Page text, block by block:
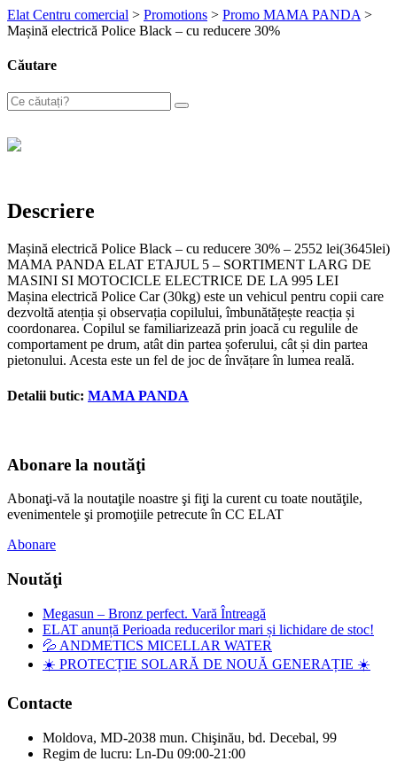
Elat Centru comercial > Promotions > Promo MAMA PANDA >
Mașină electrică Police Black – cu reducere 30%
Căutare
Descriere
Mașină electrică Police Black – cu reducere 30% – 2552 lei(3645lei)
MAMA PANDA ELAT ETAJUL 5 – SORTIMENT LARG DE
MASINI SI MOTOCICLE ELECTRICE DE LA 995 LEI
Mașina electrică Police Car (30kg) este un vehicul pentru copii care
dezvoltă atenția și observația copilului, îmbunătățește reacția și
coordonarea. Copilul se familiarizează prin joacă cu regulile de
comportament pe drum, atât din partea șoferului, cât și din partea
pietonului. Acesta este un fel de joc de învățare în lumea reală.
Detalii butic: MAMA PANDA
Abonare la noutăţi
Abonaţi-vă la noutaţile noastre şi fiţi la curent cu toate noutăţile,
evenimentele şi promoţiile petrecute în CC ELAT
Abonare
Noutăţi
Megasun – Bronz perfect. Vară Întreagă
ELAT anunță Perioada reducerilor mari și lichidare de stoc!
💦 ANDMETICS MICELLAR WATER
☀️ PROTECȚIE SOLARĂ DE NOUĂ GENERAȚIE ☀️
Contacte
Moldova, MD-2038 mun. Chişinău, bd. Decebal, 99
Regim de lucru: Ln-Du 09:00-21:00